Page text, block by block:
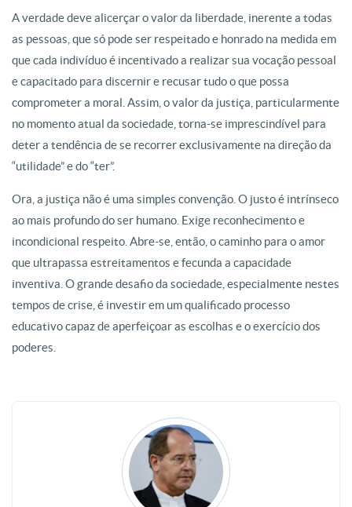
A verdade deve alicerçar o valor da liberdade, inerente a todas
as pessoas, que só pode ser respeitado e honrado na medida em
que cada indivíduo é incentivado a realizar sua vocação pessoal
e capacitado para discernir e recusar tudo o que possa
comprometer a moral. Assim, o valor da justiça, particularmente
no momento atual da sociedade, torna-se imprescindível para
deter a tendência de se recorrer exclusivamente na direção da
“utilidade” e do “ter”.
Ora, a justiça não é uma simples convenção. O justo é intrínseco
ao mais profundo do ser humano. Exige reconhecimento e
incondicional respeito. Abre-se, então, o caminho para o amor
que ultrapassa estreitamentos e fecunda a capacidade
inventiva. O grande desafio da sociedade, especialmente nestes
tempos de crise, é investir em um qualificado processo
educativo capaz de aperfeiçoar as escolhas e o exercício dos
poderes.